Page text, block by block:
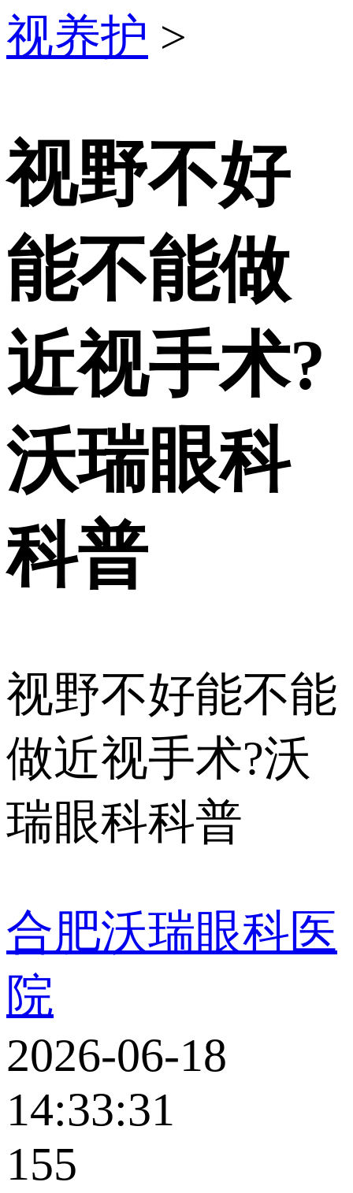
视养护 >
视野不好
能不能做
近视手术?
沃瑞眼科
科普
视野不好能不能
做近视手术?沃
瑞眼科科普
合肥沃瑞眼科医
院
2026-06-18
14:33:31
155